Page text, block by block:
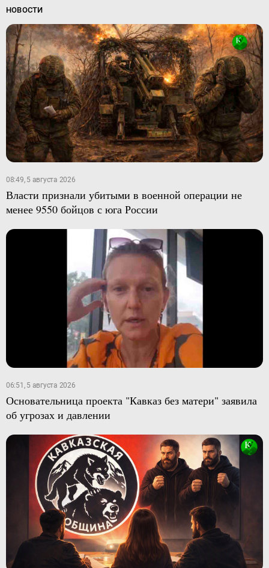
НОВОСТИ
08:49, 5 августа 2026
Власти признали убитыми в военной операции не
менее 9550 бойцов с юга России
06:51, 5 августа 2026
Основательница проекта "Кавказ без матери" заявила
об угрозах и давлении